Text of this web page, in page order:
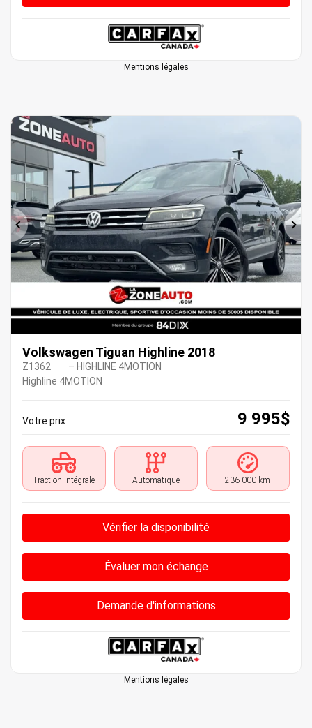
Mentions légales
Précédent
Volkswagen Tiguan Highline 2018
Z1362
– HIGHLINE 4MOTION
Highline 4MOTION
Votre prix 9 995$
Traction intégrale Automatique 236 000 km
Vérifier la disponibilité
Évaluer mon échange
Demande d'informations
Mentions légales